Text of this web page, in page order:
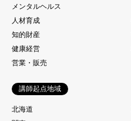
メンタルヘルス
人材育成
知的財産
健康経営
営業・販売
講師起点地域
北海道